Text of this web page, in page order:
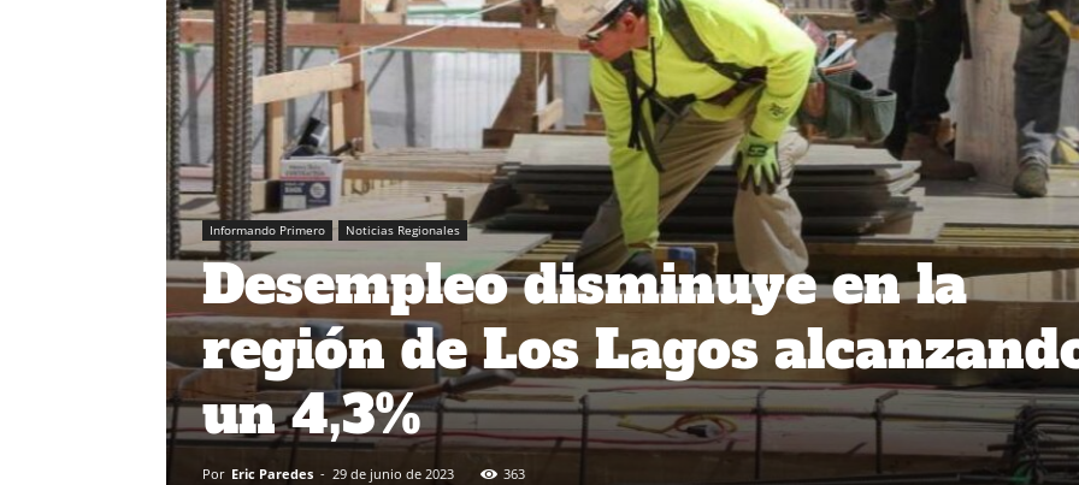
Informando Primero Noticias Regionales
Desempleo disminuye en la
región de Los Lagos
un 4,3%
Por Eric Paredes - 29 de junio de 2023 363